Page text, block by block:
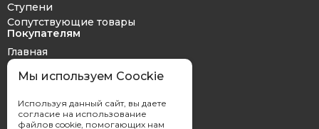
Ступени
Сопутствующие товары
Покупателям
Главная
Дизайн проект
Оплата и доставка
Контакты
Мы используем Coockie
Используя данный сайт, вы даете
согласие на использование
файлов cookie, помогающих нам